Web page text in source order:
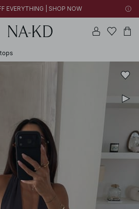
EVERYTHING | SHOP NOW